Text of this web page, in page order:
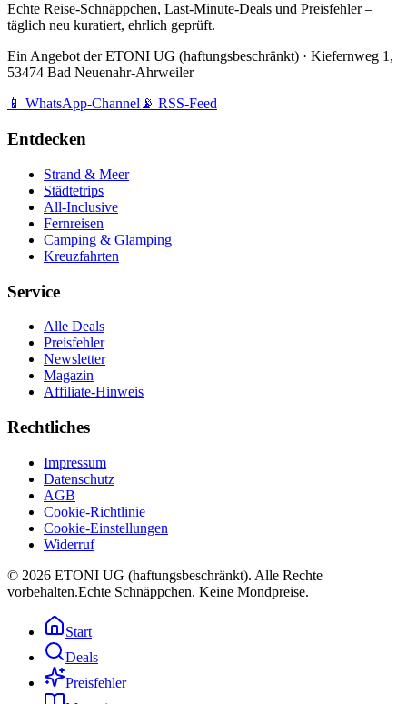
Echte Reise-Schnäppchen, Last-Minute-Deals und Preisfehler –
täglich neu kuratiert, ehrlich geprüft.
Ein Angebot derETONI UG (haftungsbeschränkt) · Kiefernweg 1,
53474 Bad Neuenahr-Ahrweiler
📱 WhatsApp-Channel📡 RSS-Feed
Entdecken
Strand & Meer
Städtetrips
All-Inclusive
Fernreisen
Camping & Glamping
Kreuzfahrten
Service
Alle Deals
Preisfehler
Newsletter
Magazin
Affiliate-Hinweis
Rechtliches
Impressum
Datenschutz
AGB
Cookie-Richtlinie
Cookie-Einstellungen
Widerruf
© 2026 ETONI UG (haftungsbeschränkt). Alle Rechte
vorbehalten.Echte Schnäppchen. Keine Mondpreise.
Start
Deals
Preisfehler